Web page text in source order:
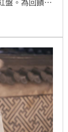
沉浸式快閃